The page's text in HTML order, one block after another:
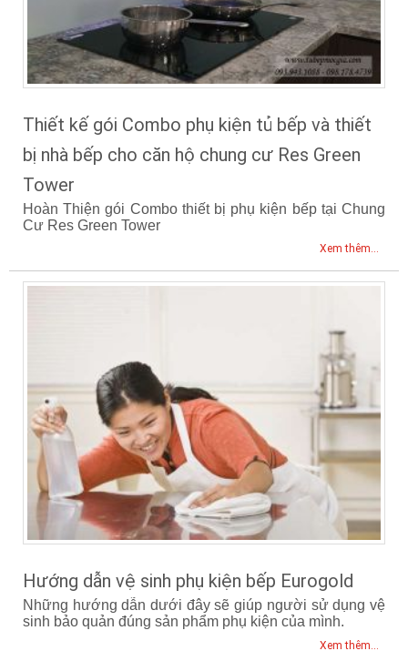
Thiết kế gói Combo phụ kiện tủ bếp và thiết
bị nhà bếp cho căn hộ chung cư Res Green
Tower
Hoàn Thiện gói Combo thiết bị phụ kiện bếp tại Chung
Cư Res Green Tower
Xem thêm...
Hướng dẫn vệ sinh phụ kiện bếp Eurogold
Những hướng dẫn dưới đây sẽ giúp người sử dụng vệ
sinh bảo quản đúng sản phẩm phụ kiện của mình.
Xem thêm...